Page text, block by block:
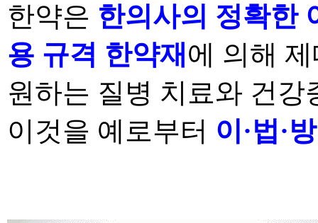
한약은 한의사의 정확한
용 규격 한약재에 의해
원하는 질병 치료와 건
이것을 예로부터 이·법·방